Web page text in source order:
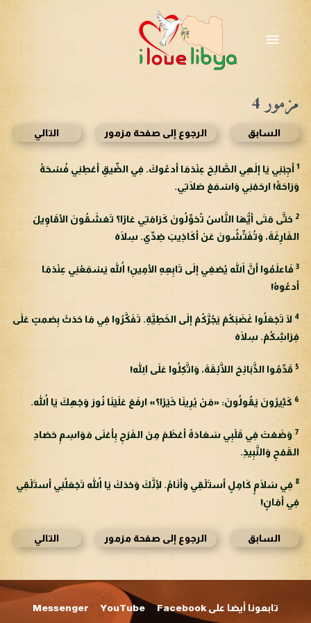
المحتوىالقائمة
الرئيسية
مزمور 4
السابق الرجوع إلى صفحة مزمور التالي
1 أجِبْنِي يَا إلَهِي الصَّالِحَ عِنْدَمَا أدعُوكَ. فِي الضِّيقِ أعْطِنِي فُسْحَةً
وَرَاحَةً! ارحَمْنِي وَاسْمَعْ صَلَاتِي.
2 حَتَّى مَتَى أيُّهَا النَّاسُ تُحَوِّلُونَ كَرَامَتِي عَارًا؟ تَعْشَقُونَ الأقَاوِيلَ
الفَارِغَةَ، وَتُفَتِّشُونَ عَنْ أكَاذِيبَ ضِدِّي. سِلَاهْ
3 فَاعلَمُوا أنَّ اللهَ يُصْغِي إلَى تَابِعِهِ الأمِينِ! اللهُ يَسْمَعُنِي عِنْدَمَا
أدعُوهُ!
4 لَا تَجْعَلُوا غَضَبَكُمْ يَجُرَّكُمْ إلَى الخَطِيَّةِ. تَفَكَّرُوا فِي مَا حَدَثَ بِصَمتٍ عَلَى
فِرَاشِكُمْ. سِلَاهْ
5 قَدِّمُوا الذَّبَائِحَ اللَّائِقَةَ، وَاتَّكِلُوا عَلَى اللهِ!
6 كَثِيرُونَ يَقُولُونَ: «مَنْ يُرِينَا خَيْرًا؟» ارفَعْ عَلَيْنَا نُورَ وَجْهِكَ يَا اللهُ.
7 وَضَعْتَ فِي قَلْبِي سَعَادَةً أعْظَمَ مِنَ الفَرَحِ بِأغنَى مَوَاسِمِ حَصَادِ
القَمْحِ وَالنَّبِيذِ.
8 فِي سَلَامٍ كَامِلٍ أستَلْقِي وَأنَامُ. لِأنَّكَ وَحْدَكَ يَا اللهُ تَجْعَلُنِي أستَلْقِي
فِي أمَانٍ!
السابق الرجوع إلى صفحة مزمور التالي
تابعونا أيضا على Facebook YouTube
Messenger